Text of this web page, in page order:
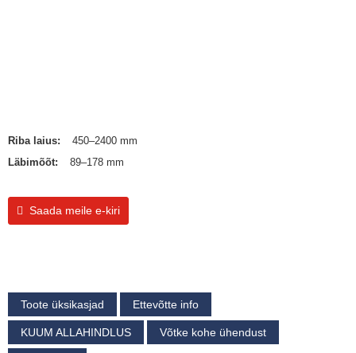
Riba laius:
450–2400 mm
Läbimõõt:
89–178 mm
Saada meile e-kiri
Toote üksikasjad Ettevõtte info
KUUM ALLAHINDLUS Võtke kohe ühendust